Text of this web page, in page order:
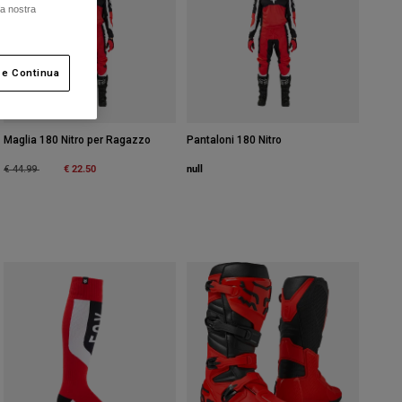
Maglia 180 Nitro per Ragazzo
Price reduced from
€ 44.99to € 22.50
Pantaloni 180 Nitro
null
nostra
Continua